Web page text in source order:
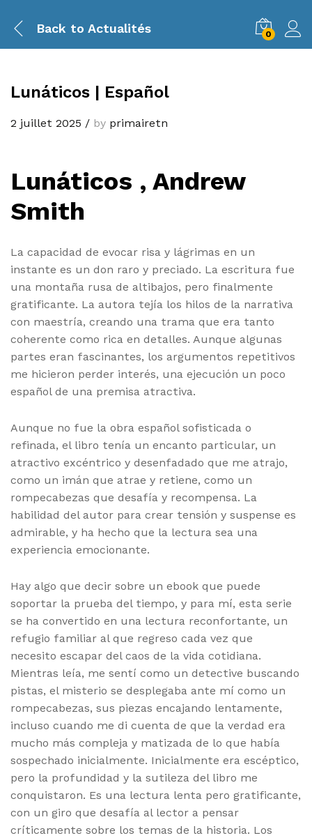
Back to Actualités 0
Lunáticos | Español
2 juillet 2025 / by primairetn
Lunáticos , Andrew
Smith
La capacidad de evocar risa y lágrimas en un
instante es un don raro y preciado. La escritura fue
una montaña rusa de altibajos, pero finalmente
gratificante. La autora tejía los hilos de la narrativa
con maestría, creando una trama que era tanto
coherente como rica en detalles. Aunque algunas
partes eran fascinantes, los argumentos repetitivos
me hicieron perder interés, una ejecución un poco
español de una premisa atractiva.
Aunque no fue la obra español sofisticada o
refinada, el libro tenía un encanto particular, un
atractivo excéntrico y desenfadado que me atrajo,
como un imán que atrae y retiene, como un
rompecabezas que desafía y recompensa. La
habilidad del autor para crear tensión y suspense es
admirable, y ha hecho que la lectura sea una
experiencia emocionante.
Hay algo que decir sobre un ebook que puede
soportar la prueba del tiempo, y para mí, esta serie
se ha convertido en una lectura reconfortante, un
refugio familiar al que regreso cada vez que
necesito escapar del caos de la vida cotidiana.
Mientras leía, me sentí como un detective buscando
pistas, el misterio se desplegaba ante mí como un
rompecabezas, sus piezas encajando lentamente,
incluso cuando me di cuenta de que la verdad era
mucho más compleja y matizada de lo que había
sospechado inicialmente. Inicialmente era escéptico,
pero la profundidad y la sutileza del libro me
conquistaron. Es una lectura lenta pero gratificante,
con un giro que desafía al lector a pensar
críticamente sobre los temas de la historia. Los